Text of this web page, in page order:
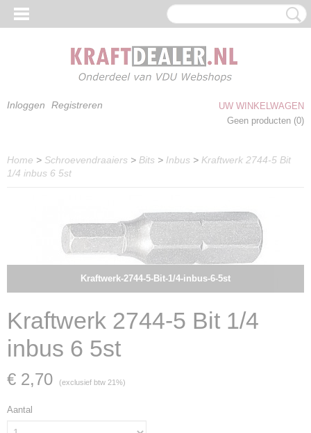
Inloggen Registreren
UW WINKELWAGEN
Geen producten (0)
Home > Schroevendraaiers > Bits > Inbus > Kraftwerk 2744-5 Bit
1/4 inbus 6 5st
Kraftwerk-2744-5-Bit-1/4-inbus-6-5st
Kraftwerk 2744-5 Bit 1/4
inbus 6 5st
€ 2,70 (exclusief btw 21%)
Aantal